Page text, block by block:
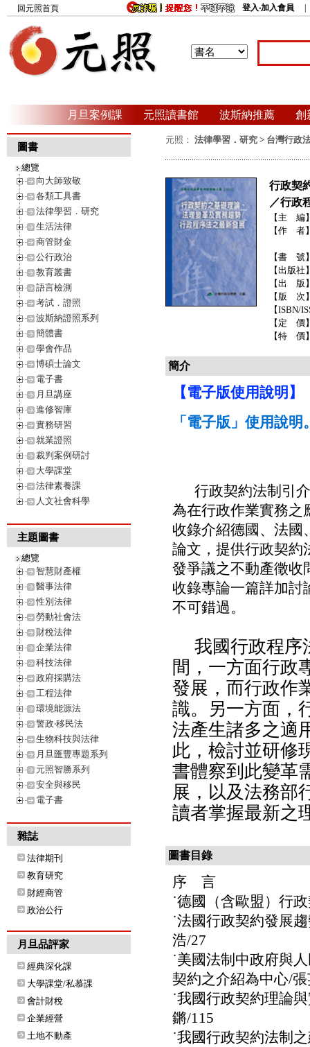
回元照首頁 登入‧加入會員
月旦案例課 元照讀書館 波斯納推薦 創
圖書
總覽
向大師致敬
各類工具書
法律學習．研究
生活法律
商管財金
公行政治
教育叢書
語言檢測
考試．證照
波斯納證照系列
簡體書
學會作品
博碩士論文
電子書
月旦講座
進修智庫
實務研習
就業證照
裁判案例研討
大學課堂
法律素養課
人文社會科學
主題圖書
總覽
智慧財產權
醫事法律
性別法律
勞動社會法
財稅法律
企業法律
科技法律
政府採購法
工程法律
環境能源法
警政‧移民法
生物科技與法律
月旦匯豐專題系列
元照智勝系列
安全與移民
電子書
雜誌
法律期刊
教育研究
財經商管
政治公行
月旦品評家
經典深化課
大學課堂/私慕課
會計財稅
企業經營
土地不動產
元照： 法律學習．研究 > 台灣行政
行政契
／行政
【主 編
【作 者
【書 號
【出版社
【出 版
【版 次
【ISBN/
【定 價
【特 價
簡介
【電子版使用說明】
「電子版」使用說明
行政契約法制引
為在行政作業實務之
收錄介紹德國、法國
論文，提供行政契約
發爭議之不動產徵收
收錄專論一篇詳加討
不可錯過。
我國行政程序
間，一方面行政
發展，而行政作
識。另一方面，
法產生諸多之適
此，檢討並研修
書體察到此變革
展，以及法務部
讀者掌握最新之
圖書目錄
序 言
˙德國（含歐盟）行
˙法國行政契約發展
浩/27
˙美國法制中政府與
契約之介紹為中心/
˙我國行政契約理論
鏘/115
˙我國行政契約法制